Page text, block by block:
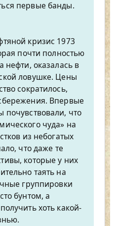
первые банды.
кризис 1973
почти полностью
нефти, оказалась в
ловушке. Цены
сократилось,
Впервые
что
чуда» на
из небогатых
что даже те
которые у них
таять на
группировки
бунтом, а
хоть какой-